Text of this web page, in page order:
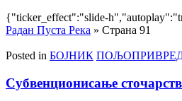
{"ticker_effect":"slide-
Радан Пуста Река » Страна 91
Posted in БОЈНИК
Субвенционисање